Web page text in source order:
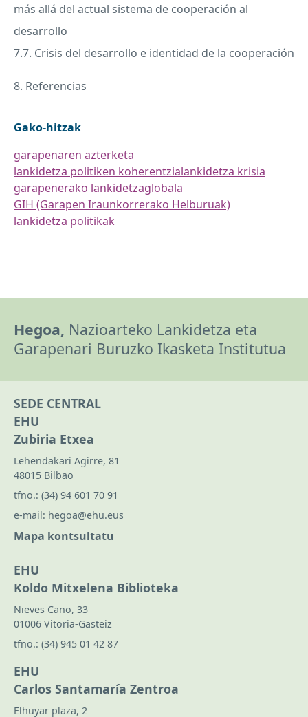
más allá del actual sistema de cooperación al
desarrollo
7.7. Crisis del desarrollo e identidad de la cooperación
8. Referencias
Gako-hitzak
garapenaren azterketa
lankidetza politiken koherentzialankidetza krisia
garapenerako lankidetzaglobala
GIH (Garapen Iraunkorrerako Helburuak)
lankidetza politikak
Hegoa, Nazioarteko Lankidetza eta
Garapenari Buruzko Ikasketa Institutua
SEDE CENTRAL
EHU
Zubiria Etxea
Lehendakari Agirre, 81
48015 Bilbao
tfno.: (34) 94 601 70 91
e-mail: hegoa@ehu.eus
Mapa kontsultatu
EHU
Koldo Mitxelena Biblioteka
Nieves Cano, 33
01006 Vitoria-Gasteiz
tfno.: (34) 945 01 42 87
EHU
Carlos Santamaría Zentroa
Elhuyar plaza, 2